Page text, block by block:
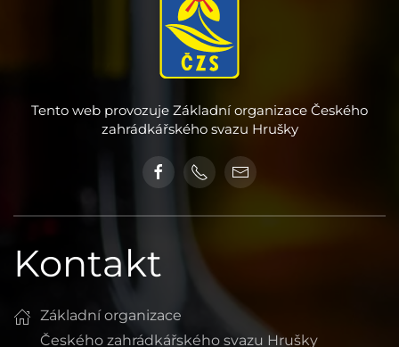
Tento web provozuje Základní organizace Českého
zahrádkářského svazu Hrušky
Kontakt
Základní organizace
Českého zahrádkářského svazu Hrušky